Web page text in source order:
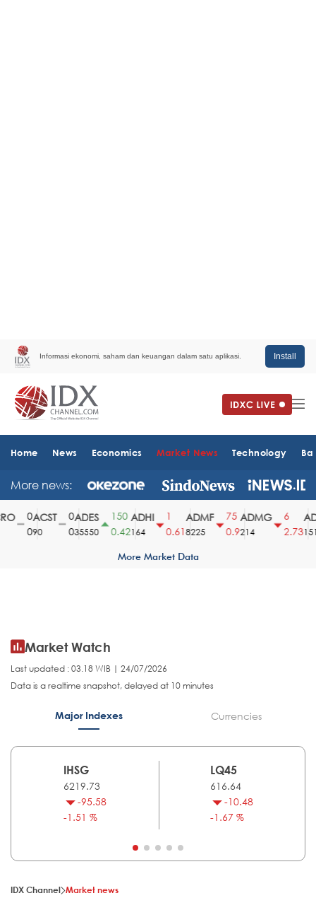
Informasi ekonomi, saham dan keuangan dalam satu aplikasi. Install
Home News Economics Market News Technology
More news:
ACST
90
ADES
35550
150
0.42
ADHI
164
0.61
ADMF
8225
75
0.9
ADMG
214
2.731510
More Market Data
Market Watch
Last updated : 03.18 WIB | 24/07/2026
Data is a realtime snapshot, delayed at 10 minutes
Major Indexes Currencies
IHSG
6219.73
-95.58
-1.51 %
LQ45
616.64
-10.48
-1.67 %
IDX Channel Market news